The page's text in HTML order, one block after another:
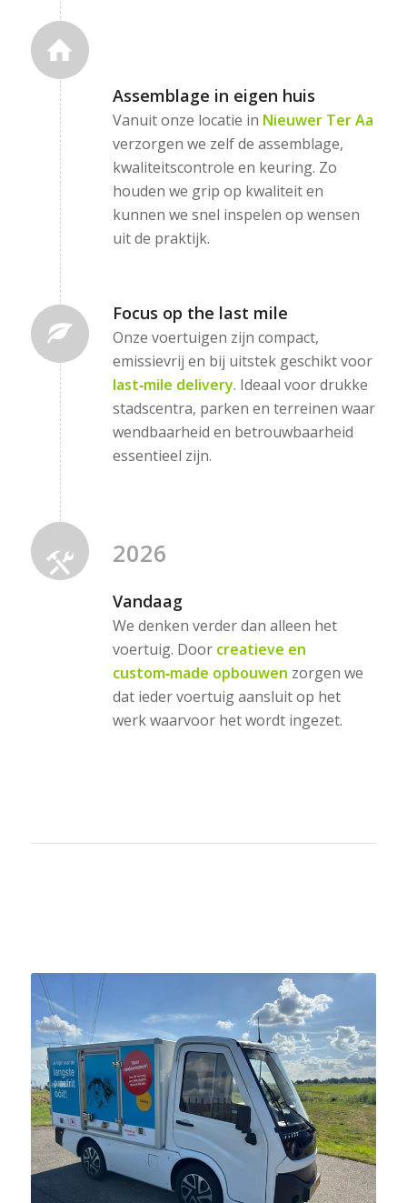
Assemblage in eigen huis
Vanuit onze locatie in Nieuwer Ter Aa
verzorgen we zelf de assemblage,
kwaliteitscontrole en keuring. Zo
houden we grip op kwaliteit en
kunnen we snel inspelen op wensen
uit de praktijk.
Focus op the last mile
Onze voertuigen zijn compact,
emissievrij en bij uitstek geschikt voor
last‑mile delivery. Ideaal voor drukke
stadscentra, parken en terreinen waar
wendbaarheid en betrouwbaarheid
essentieel zijn.
2026
Vandaag
We denken verder dan alleen het
voertuig. Door creatieve en
custom‑made opbouwen zorgen we
dat ieder voertuig aansluit op het
werk waarvoor het wordt ingezet.